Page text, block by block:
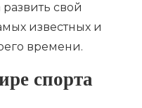
свой
известных и
времени.
спорта